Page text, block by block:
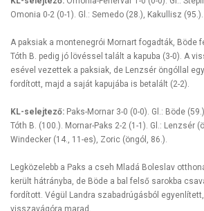
Omonia 0-2 (0-1). Gl.: Semedo (28.), Kakullisz (95.).
A paksiak a montenegrói Mornart fogadták, Böde
Tóth B. pedig jó lövéssel talált a kapuba (3-0). A
esével vezettek a paksiak, de Lenzsér öngóllal
fordított, majd a saját kapujába is betalált (2-2).
KL-selejtező: Paks-Mornar 3-0 (0-0). Gl.: Böde
Tóth B. (100.). Mornar-Paks 2-2 (1-1). Gl.: Lenzsér
Windecker (14., 11-es), Zoric (öngól, 86.).
Legközelebb a Paks a cseh Mladá Boleslav
került hátrányba, de Böde a bal felső sarokba
fordított. Végül Landra szabadrúgásból
visszavágóra marad.